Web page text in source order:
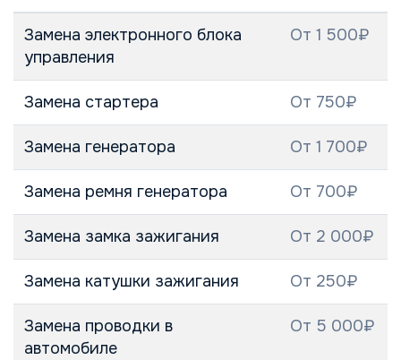
Замена электронного блока
управления
От 1 500₽
Замена стартера От 750₽
Замена генератора От 1 700₽
Замена ремня генератора От 700₽
Замена замка зажигания От 2 000₽
Замена катушки зажигания От 250₽
Замена проводки в
автомобиле
От 5 000₽